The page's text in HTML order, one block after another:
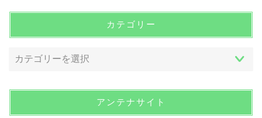
カテゴリー
アンテナサイト